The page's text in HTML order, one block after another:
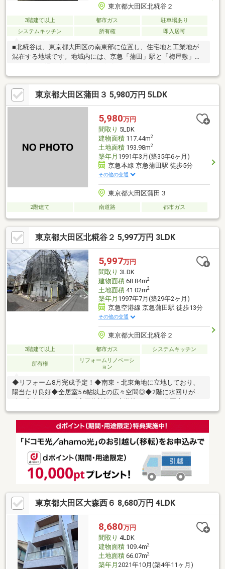
東京都大田区北糀谷２
3階建て以上 都市ガス
駐車場あり
システムキッチン
所有権 即入居可
■北糀谷は、東京都大田区の南東部に位置し、住宅地と工業地が
混在する地域です。地域内には、京急「蒲田」駅と「梅屋敷」駅
地域の防災意識が高く、東糀谷防災公園は地域の防災拠点として
期待されています。■自然と都市が調和した地域で、住民の生活
を支える様々な施設が調和して、独特の地域社会を形成していま
す。
東京都大田区蒲田３ 5,980万円 5LDK
5,980万円
間取り 5LDK
建物面積117.44m2
土地面積193.98m2
築年月 1991年3月(築35年6ヶ月)
京急本線 京急蒲田駅 徒歩5分
その他の交通
東京都大田区蒲田３
2階建て 南道路 都市ガス
東京都大田区北糀谷２ 5,997万円 3LDK
5,997万円
間取り 3LDK
建物面積68.84m2
土地面積41.02m2
築年月 1997年7月(築29年2ヶ月)
京急空港線 京急蒲田駅 徒歩13分
その他の交通
東京都大田区北糀谷２
3階建て以上 都市ガス システムキッチン
所有権
リフォームリノベーシ
ョン
◆リフォーム8月完成予定！◆南東・北東角地に立地しており、
陽当たり良好◆全居室5.6帖以上の広々空間◎◆2階に水回りが集
◆「京急蒲田」駅徒歩13分につき、多方面へアクセス可能
━━━━━━━━━━━━━━━━━━━━━━━■〇お客様の
ご条件をお聞かせいただき、ご希望に沿った物件をご紹介いたし
ます。〇ご自宅やご指定の場所まで送迎も行っております。土日
ます。当日案内希望など、お気軽にお問合せください！
■━━━━━━━━━━━━━━━━━━━━━━━
東京都大田区大森西６ 8,680万円 4LDK
8,680万円
間取り 4LDK
建物面積109.4m2
土地面積66.07m2
築年月 2021年10月(築4年11ヶ月)